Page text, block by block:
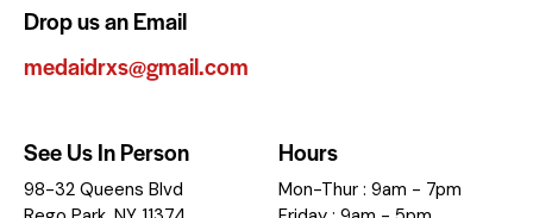
Drop us an Email
medaidrxs@gmail.com
See Us In Person
98-32 Queens Blvd
Hours
Mon-Thur : 9am - 7pm